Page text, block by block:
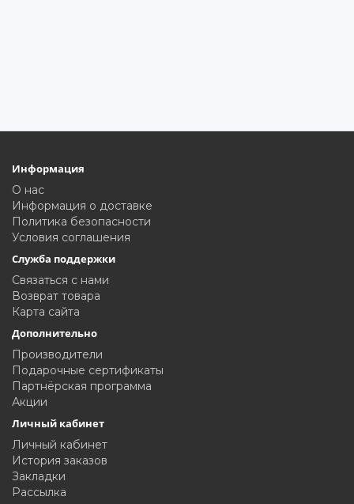
Информация
О нас
Информация о доставке
Политика безопасности
Условия соглашения
Служба поддержки
Связаться с нами
Возврат товара
Карта сайта
Дополнительно
Производители
Подарочные сертификаты
Партнёрская программа
Акции
Личный кабинет
Личный кабинет
История заказов
Закладки
Рассылка